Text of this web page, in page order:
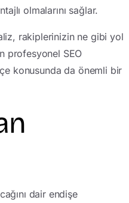
olmalarını sağlar.
rakiplerinizin ne gibi yol
profesyonel SEO
konusunda da önemli bir
dair endişe